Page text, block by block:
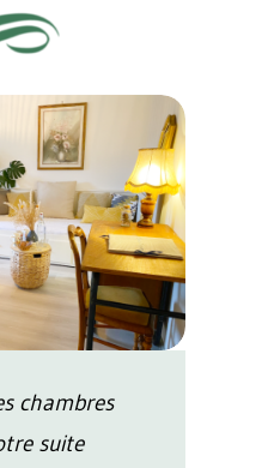
chambres
suite